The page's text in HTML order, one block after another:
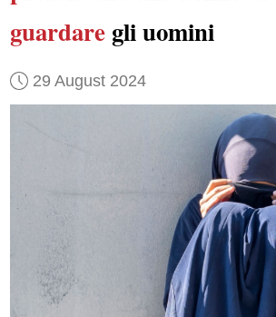
guardaregli uomini
29 August 2024